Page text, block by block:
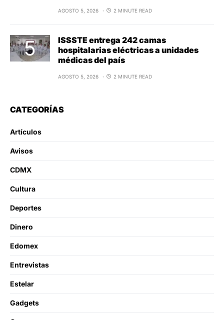
AGOSTO 5, 2026 2 MINUTE READ
ISSSTE entrega 242 camas
hospitalarias eléctricas a unidades
médicas del país
AGOSTO 5, 2026 2 MINUTE READ
CATEGORÍAS
Artículos
Avisos
CDMX
Cultura
Deportes
Dinero
Edomex
Entrevistas
Estelar
Gadgets